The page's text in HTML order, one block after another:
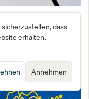
zu niedrigdass
erhalten.
Annehmen